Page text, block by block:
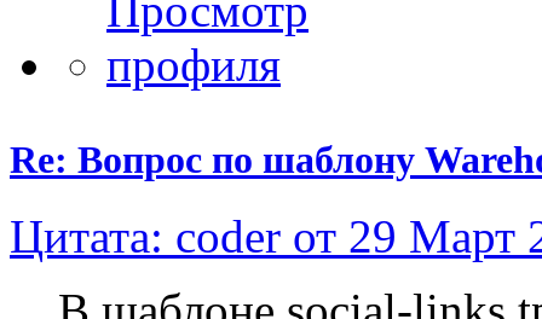
Re: Вопрос по шаблону
Цитата: coder от 29 Март